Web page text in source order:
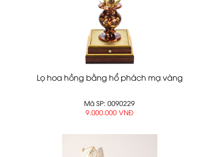
Lọ hoa hồng bằng hổ phách mạ vàng
Mã SP: 0090229
9.000.000 VNĐ